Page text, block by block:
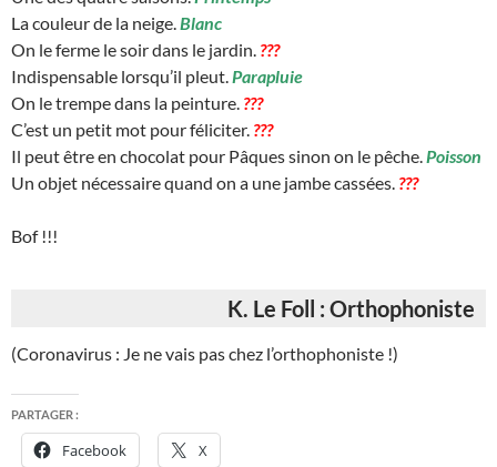
La couleur de la neige. Blanc
On le ferme le soir dans le jardin. ???
Indispensable lorsqu’il pleut. Parapluie
On le trempe dans la peinture. ???
C’est un petit mot pour féliciter. ???
Il peut être en chocolat pour Pâques sinon on le pêche. Poisson
Un objet nécessaire quand on a une jambe cassées. ???
Bof !!!
K. Le Foll : Orthophoniste
(Coronavirus : Je ne vais pas chez l’orthophoniste !)
PARTAGER :
Facebook X